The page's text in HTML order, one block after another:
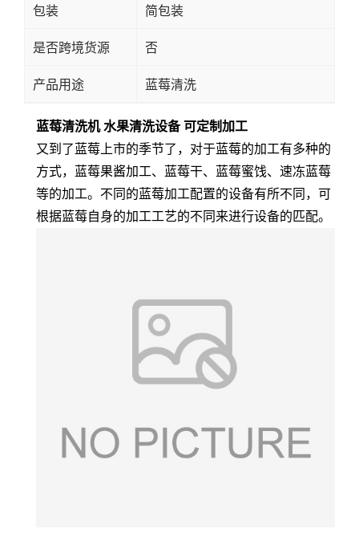
包装 简包装
是否跨境货源 否
产品用途 蓝莓清洗
蓝莓清洗机 水果清洗设备 可定制加工
又到了蓝莓上市的季节了，对于蓝莓的加工有多种的
方式，蓝莓果酱加工、蓝莓干、蓝莓蜜饯、速冻蓝莓
等的加工。不同的蓝莓加工配置的设备有所不同，可
根据蓝莓自身的加工工艺的不同来进行设备的匹配。